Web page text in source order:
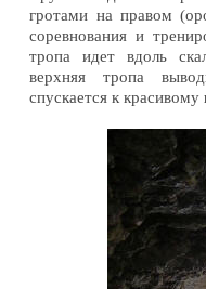
гротами на правом
соревнования и
тропа идет вдоль
верхняя тропа
спускается к красивому